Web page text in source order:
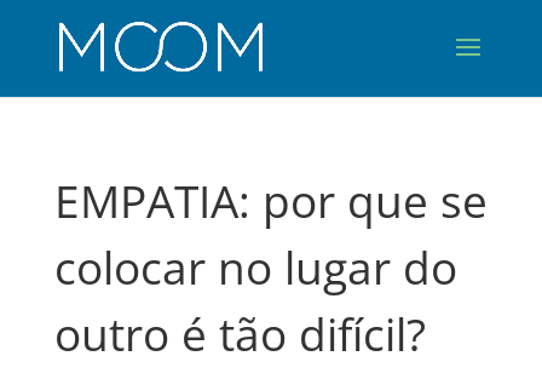
EMPATIA: por que se
colocar no lugar do
outro é tão difícil?